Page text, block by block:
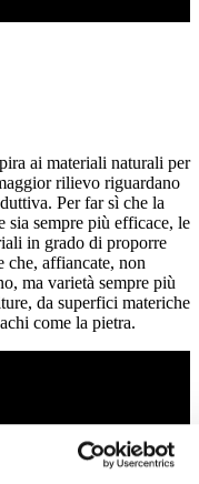
ai materiali naturali per
rilievo riguardano
Per far sì che la
sia sempre più efficace, le
in grado di proporre
che, affiancate, non
ma varietà sempre più
da superfici materiche
come la pietra.